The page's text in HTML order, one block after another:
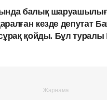
балық
кезде депутат
қойды. Бұл туралы